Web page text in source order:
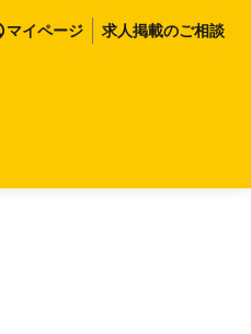
マイページ 求人掲載のご相談